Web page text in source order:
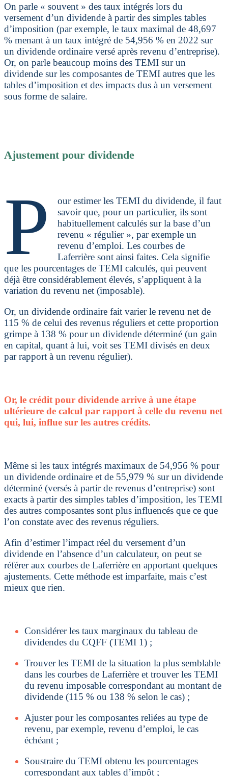
On parle « souvent » des taux intégrés lors du
versement d’un dividende à partir des simples tables
d’imposition (par exemple, le taux maximal de 48,697
% menant à un taux intégré de 54,956 % en 2022 sur
un dividende ordinaire versé après revenu d’entreprise).
Or, on parle beaucoup moins des TEMI sur un
dividende sur les composantes de TEMI autres que les
tables d’imposition et des impacts dus à un versement
sous forme de salaire.
Ajustement pour dividende
P
our estimer les TEMI du dividende, il faut
savoir que, pour un particulier, ils sont
habituellement calculés sur la base d’un
revenu « régulier », par exemple un
revenu d’emploi. Les courbes de
Laferrière sont ainsi faites. Cela signifie
que les pourcentages de TEMI calculés, qui peuvent
déjà être considérablement élevés, s’appliquent à la
variation du revenu net (imposable).
Or, un dividende ordinaire fait varier le revenu net de
115 % de celui des revenus réguliers et cette proportion
grimpe à 138 % pour un dividende déterminé (un gain
en capital, quant à lui, voit ses TEMI divisés en deux
par rapport à un revenu régulier).
Or, le crédit pour dividende arrive à une étape
ultérieure de calcul par rapport à celle du revenu net
qui, lui, influe sur les autres crédits.
Même si les taux intégrés maximaux de 54,956 % pour
un dividende ordinaire et de 55,979 % sur un dividende
déterminé (versés à partir de revenus d’entreprise) sont
exacts à partir des simples tables d’imposition, les TEMI
des autres composantes sont plus influencés que ce que
l’on constate avec des revenus réguliers.
Afin d’estimer l’impact réel du versement d’un
dividende en l’absence d’un calculateur, on peut se
référer aux courbes de Laferrière en apportant quelques
ajustements. Cette méthode est imparfaite, mais c’est
mieux que rien.
Considérer les taux marginaux du tableau de
dividendes du CQFF (TEMI 1) ;
Trouver les TEMI de la situation la plus semblable
dans les courbes de Laferrière et trouver les TEMI
du revenu imposable correspondant au montant de
dividende (115 % ou 138 % selon le cas) ;
Ajuster pour les composantes reliées au type de
revenu, par exemple, revenu d’emploi, le cas
échéant ;
Soustraire du TEMI obtenu les pourcentages
correspondant aux tables d’impôt ;